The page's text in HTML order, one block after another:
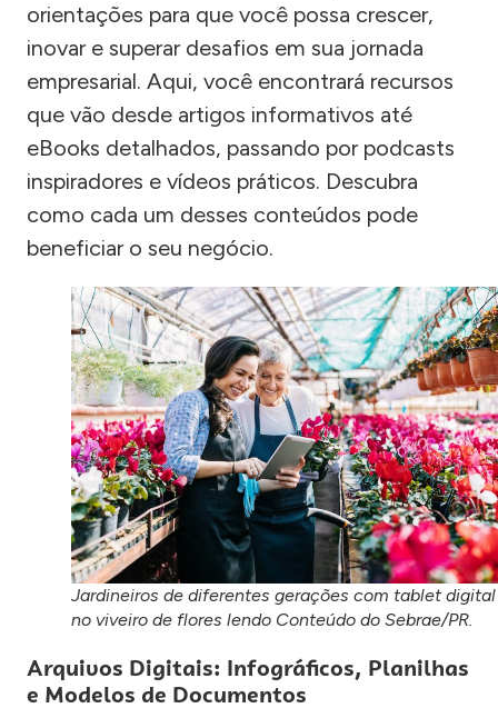
orientações para que você possa crescer,
inovar e superar desafios em sua jornada
empresarial. Aqui, você encontrará recursos
que vão desde artigos informativos até
eBooks detalhados, passando por podcasts
inspiradores e vídeos práticos. Descubra
como cada um desses conteúdos pode
beneficiar o seu negócio.
Jardineiros de diferentes gerações com tablet digital
no viveiro de flores lendo Conteúdo do Sebrae/PR.
Arquivos Digitais: Infográficos, Planilhas
e Modelos de Documentos